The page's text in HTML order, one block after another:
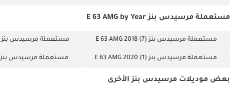
مستعملة مرسيدس بنز E 63 AMG by Year
مستعملة مرسيدس بنز E 63 AMG 2018 (7) مستعملة مرسيدس بنز E 63 AMG 2019
مستعملة مرسيدس بنز E 63 AMG 2020 (1) مستعملة مرسيدس بنز E 63 AMG 2023
بعض موديلات مرسيدس بنز الأخرى